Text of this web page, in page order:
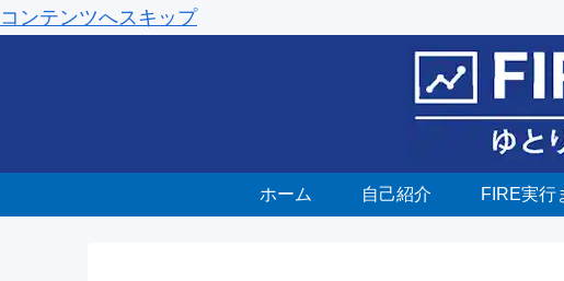
コンテンツへスキップ
ホーム 自己紹介 FIRE実行